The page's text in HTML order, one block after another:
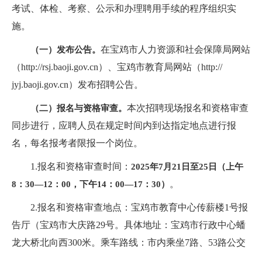
考试、体检、考察、公示和办理聘用手续的程序组织实
施。
（一）发布公告。 在宝鸡市人力资源和社会保障局网站
（http://rsj.baoji.gov.cn）、宝鸡市教育局网站（http://
jyj.baoji.gov.cn）发布招聘公告。
（二）报名与资格审查。 本次招聘现场报名和资格审查
同步进行，应聘人员在规定时间内到达指定地点进行报
名，每名报考者限报一个岗位。
1.报名和资格审查时间： 2025年7月21日至25日（上午
8：30—12：00，下午14：00—17：30）
。
2.报名和资格审查地点：宝鸡市教育中心传薪楼1号报
告厅（宝鸡市大庆路29号。具体地址：宝鸡市行政中心蟠
龙大桥北向西300米。乘车路线：市内乘坐7路、53路公交